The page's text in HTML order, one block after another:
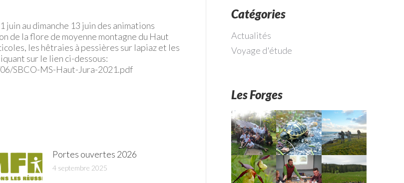
au dimanche 13 juin des animations
de la flore de moyenne montagne du Haut
les hêtraies à pessières sur lapiaz et les
sur le lien ci-dessous:
SBCO-MS-Haut-Jura-2021.pdf
Portes ouvertes 2026
4 septembre 2025
Catégories
Actualités
Voyage d'étude
Les Forges